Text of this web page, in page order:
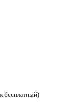
бесплатный)